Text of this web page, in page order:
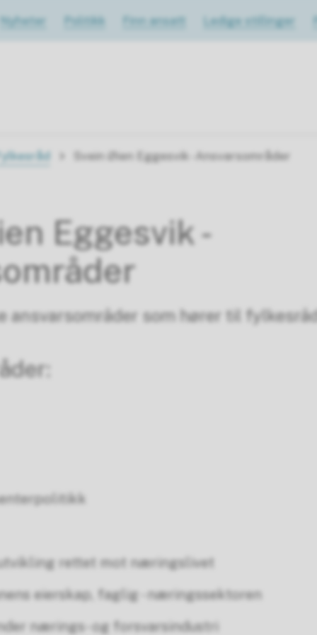
Nyheter Politikk Finn ansatt Ledige stillinger
Svein Øien Eggesvik - Ansvarsområder
Eggesvik -
ansvarsområder som hører til
rettet mot næringslivet
eierskap, faglig - næringssektoren
nærings- og forsvarsindustri